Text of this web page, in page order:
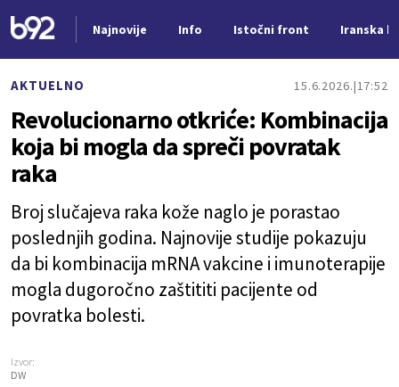
Najnovije Info Istočni front Iranska
AKTUELNO 15.6.2026. 17:52
Revolucionarno otkriće: Kombinacija
koja bi mogla da spreči povratak
raka
Broj slučajeva raka kože naglo je porastao
poslednjih godina. Najnovije studije pokazuju
da bi kombinacija mRNA vakcine i imunoterapije
mogla dugoročno zaštititi pacijente od
povratka bolesti.
Izvor:
DW